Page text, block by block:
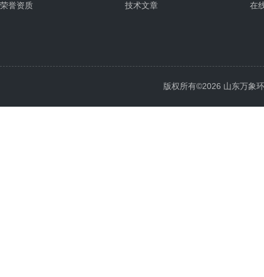
荣誉资质 技术文章 在
版权所有©2026 山东万象